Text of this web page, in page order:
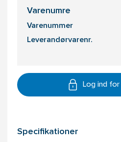
Varenumre
Varenummer
Leverandørvarenr.
Log ind for
Specifikationer